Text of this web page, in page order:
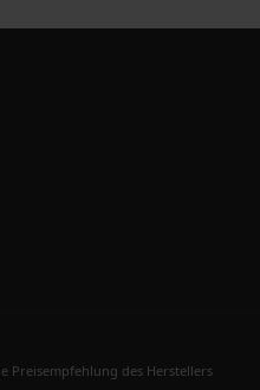
Preisempfehlung des Herstellers